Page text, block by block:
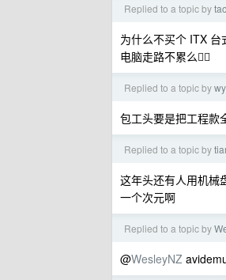
Replied to a topic by
为什么不买个 ITX
电脑走路不累么🙅‍♂️
Replied to a topic by
包工头要是把工程款
Replied to a topic by
这年头还有人用机械
一个次元啊
Replied to a topic by
@WesleyNZ